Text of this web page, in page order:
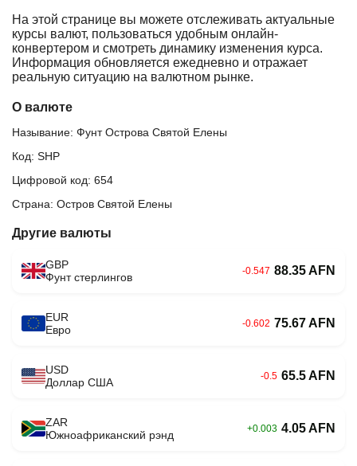
На этой странице вы можете отслеживать актуальные
курсы валют, пользоваться удобным онлайн-
конвертером и смотреть динамику изменения курса.
Информация обновляется ежедневно и отражает
реальную ситуацию на валютном рынке.
О валюте
Называние: Фунт Острова Святой Елены
Код: SHP
Цифровой код: 654
Страна: Остров Святой Елены
Другие валюты
GBP
Фунт стерлингов
-0.547 88.35 AFN
EUR
Евро
-0.602 75.67 AFN
USD
Доллар США
-0.5 65.5 AFN
ZAR
Южноафриканский рэнд
+0.003 4.05 AFN